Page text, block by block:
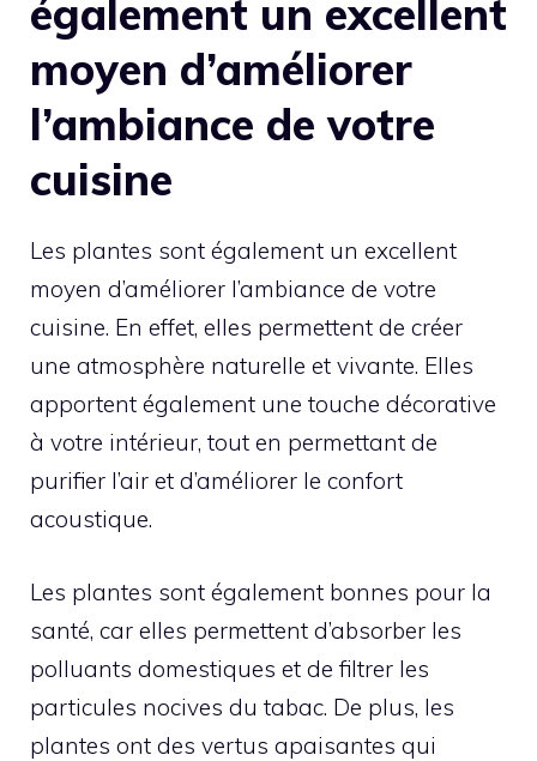
également un excellent
moyen d’améliorer
l’ambiance de votre
cuisine
Les plantes sont également un excellent
moyen d’améliorer l’ambiance de votre
cuisine. En effet, elles permettent de créer
une atmosphère naturelle et vivante. Elles
apportent également une touche décorative
à votre intérieur, tout en permettant de
purifier l’air et d’améliorer le confort
acoustique.
Les plantes sont également bonnes pour la
santé, car elles permettent d’absorber les
polluants domestiques et de filtrer les
particules nocives du tabac. De plus, les
plantes ont des vertus apaisantes qui